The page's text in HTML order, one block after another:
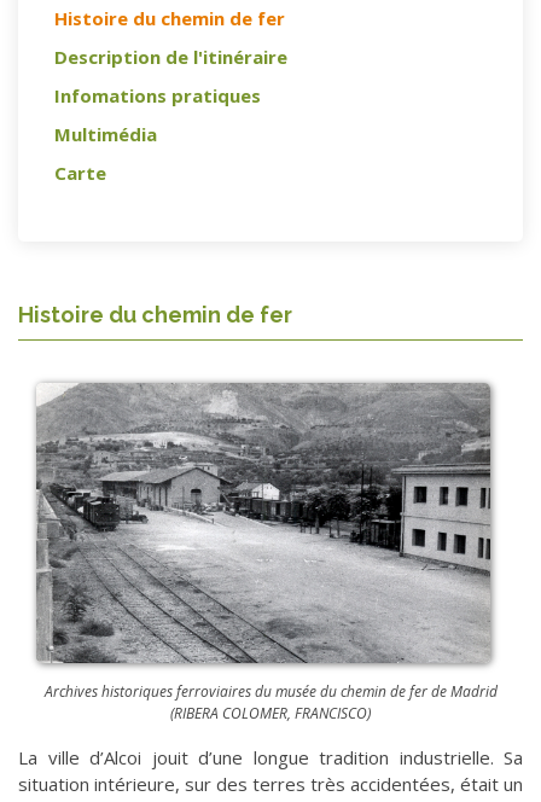
Histoire du chemin de fer
Description de l'itinéraire
Infomations pratiques
Multimédia
Carte
Histoire du chemin de fer
Archives historiques ferroviaires du musée du chemin de fer de Madrid
(RIBERA COLOMER, FRANCISCO)
La ville d’Alcoi jouit d’une longue tradition industrielle. Sa
situation intérieure, sur des terres très accidentées, était un